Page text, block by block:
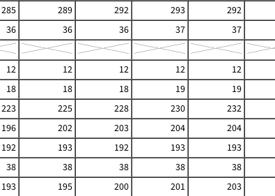
285 289 292 293
292
36 36 36 37
37
12 12 12 12
12
18 18 18 19
19
223 225 228 230
232
196 202 203 204
204
192 193 192 193
193
38 38 38 38
38
193 195 200 201
203